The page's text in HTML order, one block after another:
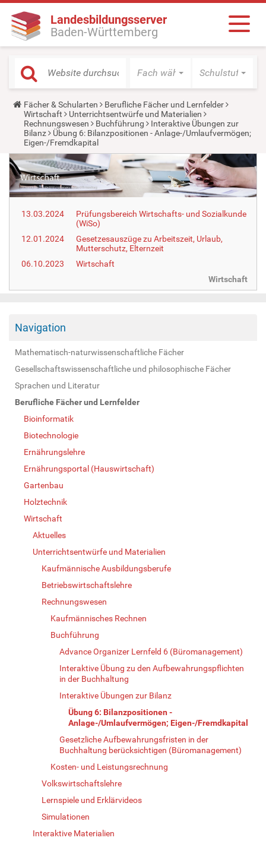
Landesbildungsserver
Baden-Württemberg
Fach wählen Schulstufe
Y
o
u
a
r
e
h
e
r
e
:
Fächer & Schularten
Berufliche Fächer und Lernfelder
Wirtschaft
Unterrichtsentwürfe und Materialien
Rechnungswesen
Buchführung
Interaktive Übungen zur
Bilanz
Übung 6: Bilanzpositionen - Anlage-/Umlaufvermögen;
Eigen-/Fremdkapital
13.03.2024
Prüfungsbereich Wirtschafts- und Sozialkunde
(WiSo)
12.01.2024
Gesetzesauszüge zu Arbeitszeit, Urlaub,
Mutterschutz, Elternzeit
06.10.2023
Wirtschaft
Wirtschaft
Navigation
Mathematisch-naturwissenschaftliche Fächer
Gesellschaftswissenschaftliche und philosophische Fächer
Sprachen und Literatur
Berufliche Fächer und Lernfelder
Bioinformatik
Biotechnologie
Ernährungslehre
Ernährungsportal (Hauswirtschaft)
Gartenbau
Holztechnik
Wirtschaft
Aktuelles
Unterrichtsentwürfe und Materialien
Kaufmännische Ausbildungsberufe
Betriebswirtschaftslehre
Rechnungswesen
Kaufmännisches Rechnen
Buchführung
Advance Organizer Lernfeld 6 (Büromanagement)
Interaktive Übung zu den Aufbewahrungspflichten
in der Buchhaltung
Interaktive Übungen zur Bilanz
Übung 6: Bilanzpositionen -
Anlage-/Umlaufvermögen; Eigen-/Fremdkapital
Gesetzliche Aufbewahrungsfristen in der
Buchhaltung berücksichtigen (Büromanagement)
Kosten- und Leistungsrechnung
Volkswirtschaftslehre
Lernspiele und Erklärvideos
Simulationen
Interaktive Materialien